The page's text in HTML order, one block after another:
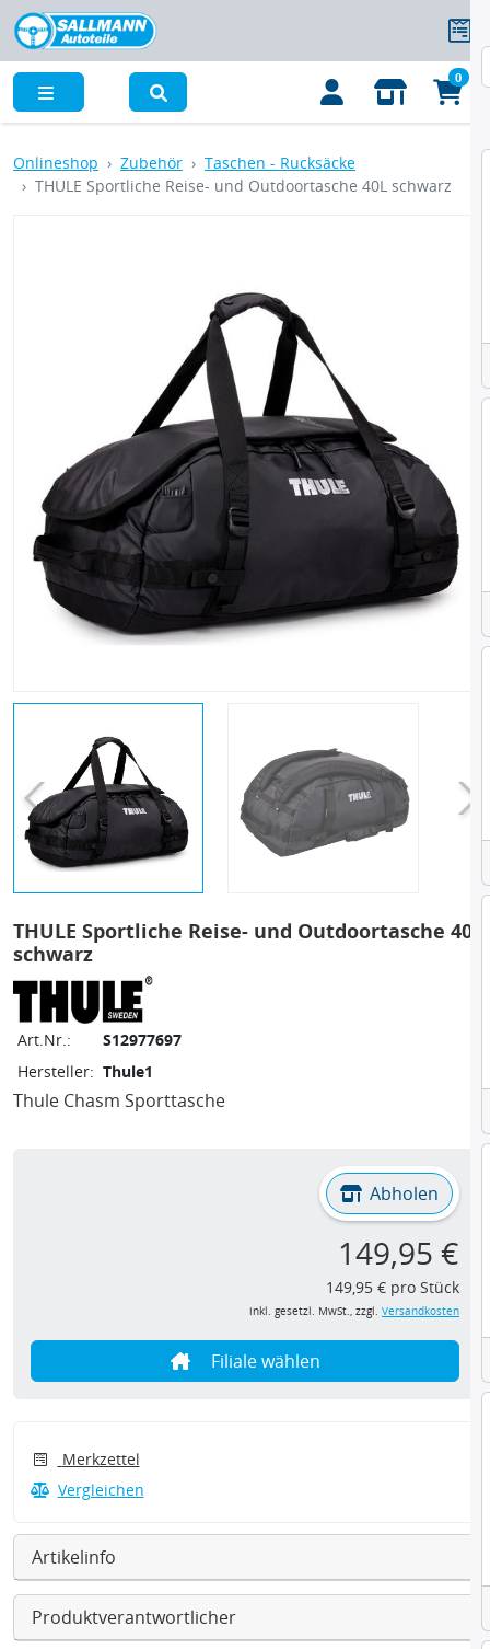
0
Onlineshop Zubehör
Taschen - Rucksäcke
THULE Sportliche Reise- und Outdoortasche 40L schwarz
THULE Sportliche Reise- und Outdoortasche 40L
schwarz
Art.Nr.:
S12977697
Hersteller: Thule1
Thule Chasm Sporttasche
Abholen
149,95 €
149,95 € pro Stück
inkl. gesetzl. MwSt., zzgl. Versandkosten
Filiale wählen
Merkzettel
Vergleichen
Artikelinfo
Produktverantwortlicher